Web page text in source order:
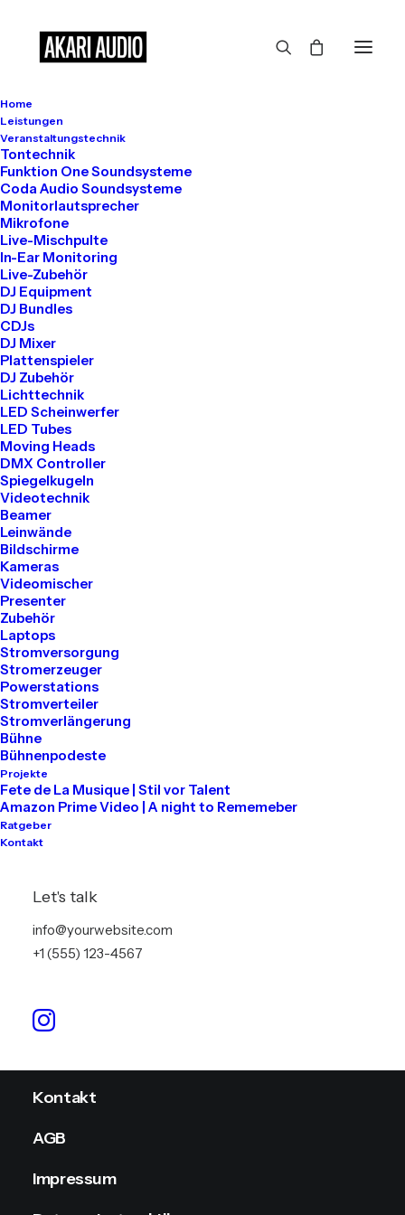
Home
Leistungen
Veranstaltungstechnik
Tontechnik
Funktion One Soundsysteme
Coda Audio Soundsysteme
Monitorlautsprecher
Mikrofone
Live-Mischpulte
In-Ear Monitoring
Live-Zubehör
DJ Equipment
DJ Bundles
CDJs
DJ Mixer
Plattenspieler
DJ Zubehör
Lichttechnik
LED Scheinwerfer
LED Tubes
Moving Heads
DMX Controller
Spiegelkugeln
Videotechnik
Beamer
Leinwände
Bildschirme
Kameras
Videomischer
Presenter
Zubehör
Laptops
Stromversorgung
Stromerzeuger
Powerstations
Stromverteiler
Stromverlängerung
Bühne
Bühnenpodeste
Projekte
Fete de La Musique | Stil vor Talent
Amazon Prime Video | A night to Rememeber
Ratgeber
Kontakt
Let's talk
info@yourwebsite.com
+1 (555) 123-4567
Großes kündigt sich an
Hier bahnt sich etwas Großes an! Unser Shop ist in Arbeit und
wird bald veröffentlicht!
Get in touch
Tel: 030 2000 5441
Mail: info@akari-audio.de
Unser Standort
Akari Events
Bessemerstraße 80
12013 Berlin
Mieten
Tontechnik
Videotechnik
Info
Kontakt
AGB
Impressum